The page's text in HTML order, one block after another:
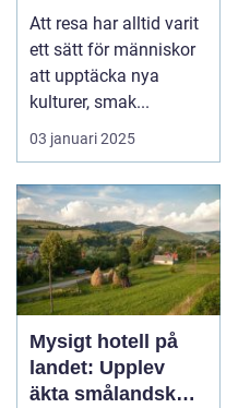
specialiserade
resor
Att resa har alltid varit
ett sätt för människor
att upptäcka nya
kulturer, smak...
03 januari 2025
Mysigt hotell på
landet: Upplev
äkta smålandsk